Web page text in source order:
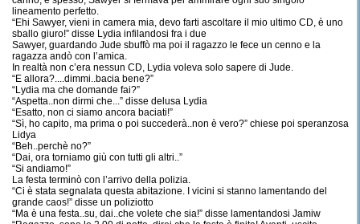
lineamento perfetto.
“Ehi Sawyer, vieni in camera mia, devo farti ascoltare il mio ultimo CD, è uno
sballo giuro!” disse Lydia infilandosi fra i due
Sawyer, guardando Jude sbuffò ma poi il ragazzo le fece un cenno e la
ragazza andò con l’amica.
In realtà non c’era nessun CD, Lydia voleva solo sapere di Jude.
“E allora?....dimmi..bacia bene?”
“Lydia ma che domande fai?”
“Aspetta..non dirmi che...” disse delusa Lydia
“Esatto, non ci siamo ancora baciati!”
“Sì, ho capito, ma prima o poi succederà..non è vero?” chiese poi speranzosa
Lidya
“Beh..perchè no?”
“Dai, ora torniamo giù con tutti gli altri..”
“Si andiamo!”
La festa terminò con l’arrivo della polizia.
“Ci è stata segnalata questa abitazione. I vicini si stanno lamentando del
grande caos!” disse un poliziotto
“Ma è una festa..su, dai..che volete che sia!” disse lamentandosi Jamiw